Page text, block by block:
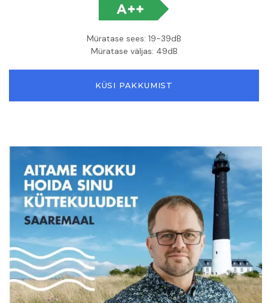
Müratase sees: 19-39dB
Müratase väljas: 49dB
KÜSI PAKKUMIST